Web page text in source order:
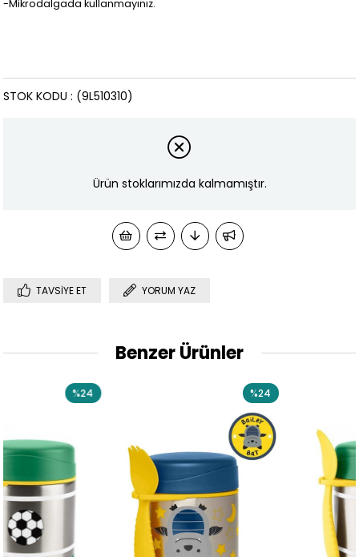
-Mikrodalgada kullanmayınız.
(9L510310)
STOK KODU
Ürün stoklarımızda kalmamıştır.
TAVSIYE ET YORUM YAZ
Benzer Ürünler